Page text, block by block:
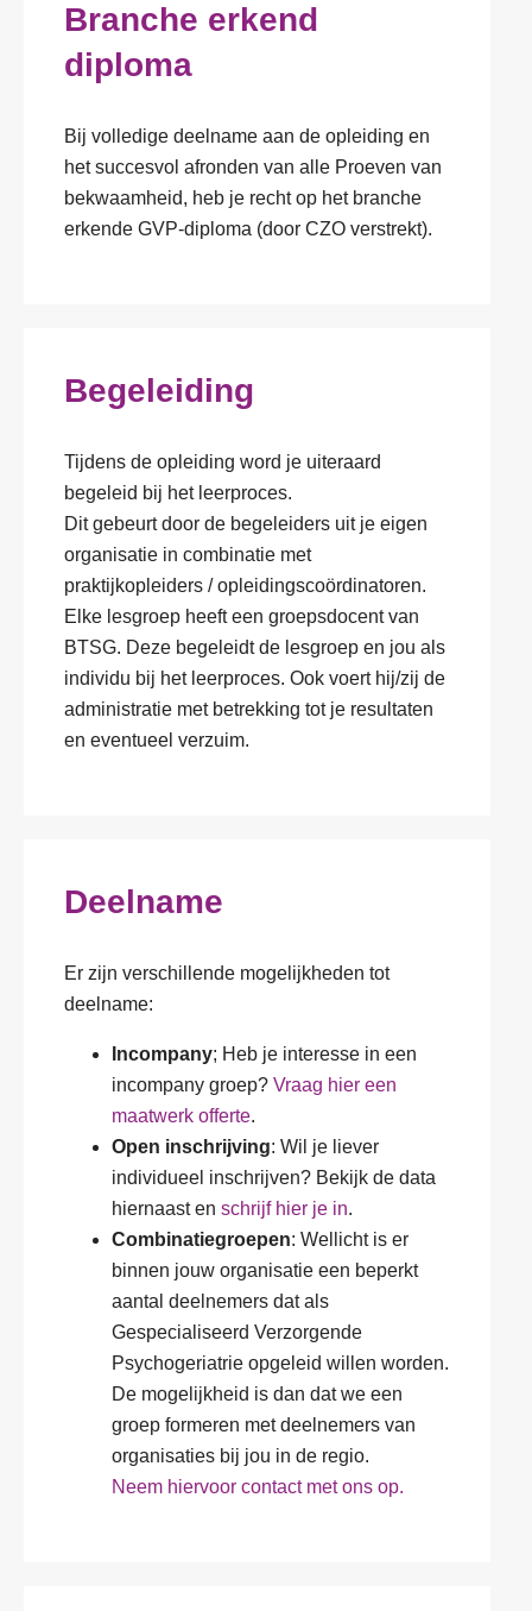
Branche erkend
diploma
Bij volledige deelname aan de opleiding en
het succesvol afronden van alle Proeven van
bekwaamheid, heb je recht op het branche
erkende GVP-diploma (door CZO verstrekt).
Begeleiding
Tijdens de opleiding word je uiteraard
begeleid bij het leerproces.
Dit gebeurt door de begeleiders uit je eigen
organisatie in combinatie met
praktijkopleiders / opleidingscoördinatoren.
Elke lesgroep heeft een groepsdocent van
BTSG. Deze begeleidt de lesgroep en jou als
individu bij het leerproces. Ook voert hij/zij de
administratie met betrekking tot je resultaten
en eventueel verzuim.
Deelname
Er zijn verschillende mogelijkheden tot
deelname:
Incompany; Heb je interesse in een
incompany groep? Vraag hier een
maatwerk offerte.
Open inschrijving: Wil je liever
individueel inschrijven? Bekijk de data
hiernaast en schrijf hier je in.
Combinatiegroepen: Wellicht is er
binnen jouw organisatie een beperkt
aantal deelnemers dat als
Gespecialiseerd Verzorgende
Psychogeriatrie opgeleid willen worden.
De mogelijkheid is dan dat we een
groep formeren met deelnemers van
organisaties bij jou in de regio.
Neem hiervoor contact met ons op.